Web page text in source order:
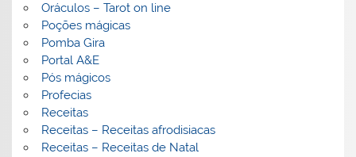
Oráculos – Tarot on line
Poções mágicas
Pomba Gira
Portal A&E
Pós mágicos
Profecias
Receitas
Receitas – Receitas afrodisiacas
Receitas – Receitas de Natal